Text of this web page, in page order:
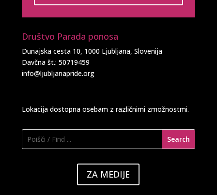
Društvo Parada ponosa
Dunajska cesta 10, 1000 Ljubljana, Slovenija
Davčna št.: 50719459
info@ljubljanapride.org
Lokacija dostopna osebam z različnimi zmožnostmi.
ZA MEDIJE